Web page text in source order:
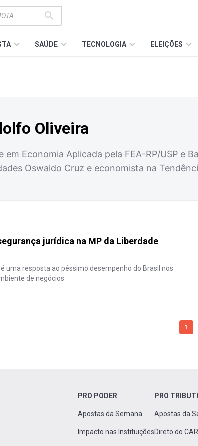
SAÚDE TECNOLOGIA ELEIÇÕES
Oliveira
em Economia Aplicada pela FEA-RP/USP e
Oswaldo Cruz e economista na
jurídica na MP da Liberdade
uma resposta ao péssimo desempenho do Brasil nos
de negócios
1
PRO PODER
Apostas da Semana
Impacto nas Instituições
PRO
Apostas da
Direto do